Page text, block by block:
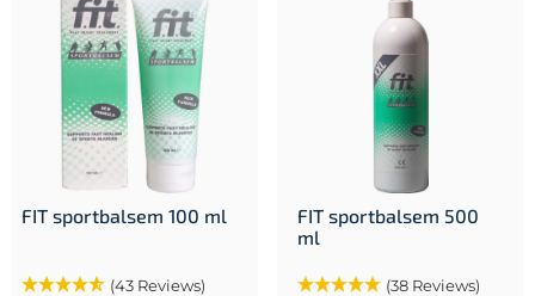
FIT sportbalsem 100 ml
(43 Reviews)
FIT sportbalsem 500
ml
(38 Reviews)